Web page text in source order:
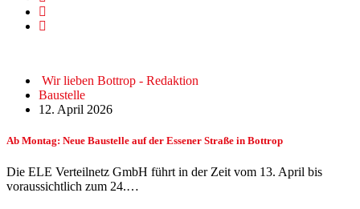
Wir lieben Bottrop - Redaktion
Baustelle
12. April 2026
Ab Montag: Neue Baustelle auf der Essener Straße in Bottrop
Die ELE Verteilnetz GmbH führt in der Zeit vom 13. April bis
voraussichtlich zum 24.…